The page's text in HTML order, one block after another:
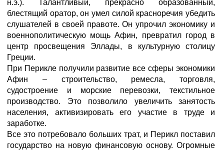
н.э.). Талантливый, прекрасно образованный,
блестящий оратор, он умел силой красноречия убедить
слушателей в своей правоте. Он упрочил экономику и
военнополитическую мощь Афин, превратил город в
центр просвещения Эллады, в культурную столицу
Греции.
При Перикле получили развитие все сферы экономики
Афин – строительство, ремесла, торговля,
судостроение и морские перевозки, текстильное
производство. Это позволило увеличить занятость
населения, активизировать его участие в труде и
заработке.
Все это потребовало больших трат, и Перикл поставил
государство на новую финансовую основу. Огромные